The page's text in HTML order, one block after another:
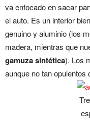
va enfocado en sacar
el auto. Es un interior
genuino y aluminio (los
madera, mientras que
gamuza sintética). Los
aunque no tan